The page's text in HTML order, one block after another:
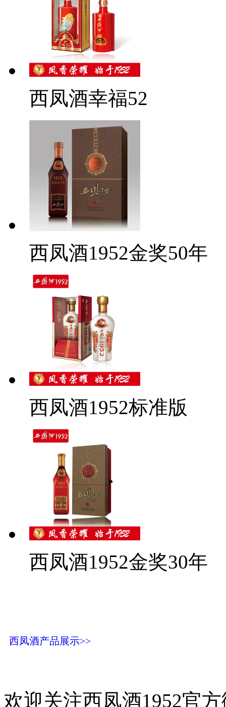
西凤酒幸福52
西凤酒1952金奖50年
西凤酒1952标准版
西凤酒1952金奖30年
西凤酒产品展示>>
欢迎关注西凤酒1952官